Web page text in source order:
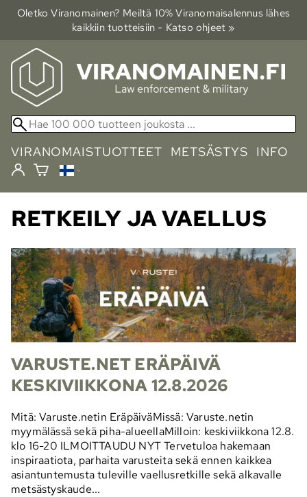
Oletko Viranomainen? Meiltä 10% Viranomais­alennus lähes
kaikkiin tuotteisiin - Katso ohjeet »
VIRANOMAISTUOTTEET METSÄSTYS INFO
RETKEILY JA VAELLUS
VARUSTE.NET ERÄPÄIVÄ
KESKIVIIKKONA 12.8.2026
Mitä: Varuste.netin EräpäiväMissä: Varuste.netin
myymälässä sekä piha-alueellaMilloin: keskiviikkona 12.8.
klo 16-20 ILMOITTAUDU NYT Tervetuloa hakemaan
inspiraatiota, parhaita varusteita sekä ennen kaikkea
asiantuntemusta tuleville vaellusretkille sekä alkavalle
metsästyskaude...